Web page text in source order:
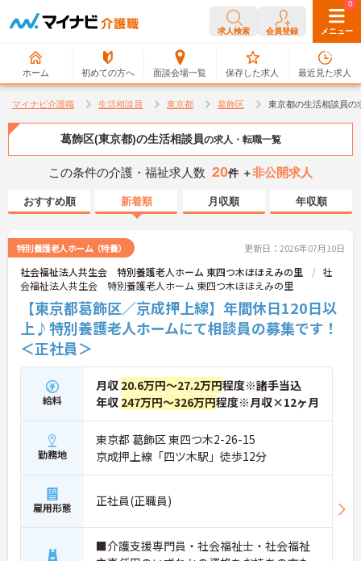
求人検索 会員登録 メニュー
ホーム 初めての方へ 面談会場一覧
0
保存した求人
0
最近見た求人
マイナビ介護職 生活相談員 東京都 葛飾区 東京都の生活相談員の
葛飾区(東京都)の生活相談員の求人・転職一覧
この条件の介護・福祉求人数 20件 ＋非公開求人
おすすめ順 新着順 月収順 年収順
特別養護老人ホーム（特養） 更新日：2026年07月10日
社会福祉法人共生会 特別養護老人ホーム 東四つ木ほほえみの里
社
会福祉法人共生会 特別養護老人ホーム 東四つ木ほほえみの里
【東京都葛飾区／京成押上線】年間休日120日以
上♪特別養護老人ホームにて相談員の募集です！
＜正社員＞
給料
月収 20.6万円～27.2万円程度※諸手当込
年収 247万円～326万円程度※月収×12ヶ月
勤務地
東京都 葛飾区 東四つ木2-26-15
京成押上線「四ツ木駅」徒歩12分
雇用形態 正社員(正職員)
■介護支援専門員・社会福祉士・社会福祉